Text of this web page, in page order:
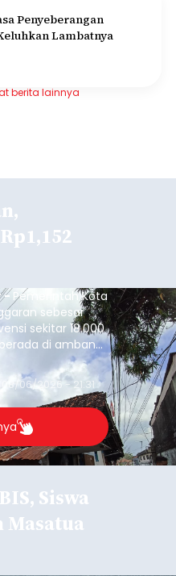
Penyeberangan
Lambatnya
berita lainnya
- Pemerintah Kota
sebesar
sekitar 18.000
di ambang
ini diambil
berada pada
agar tidak
08/06/2026 - 21:31
Siswa